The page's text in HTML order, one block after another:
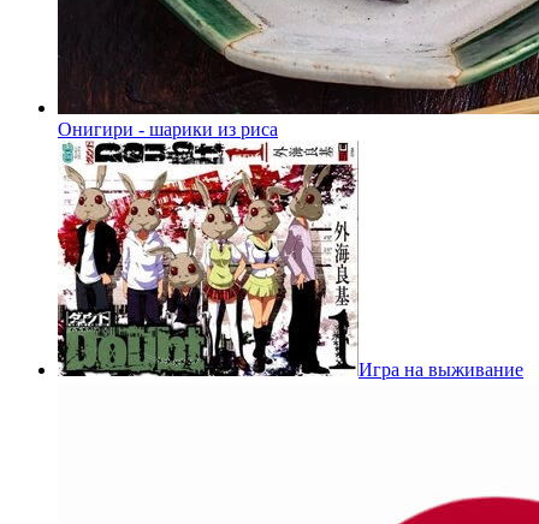
Онигири - шарики из риса
Игра на выживание